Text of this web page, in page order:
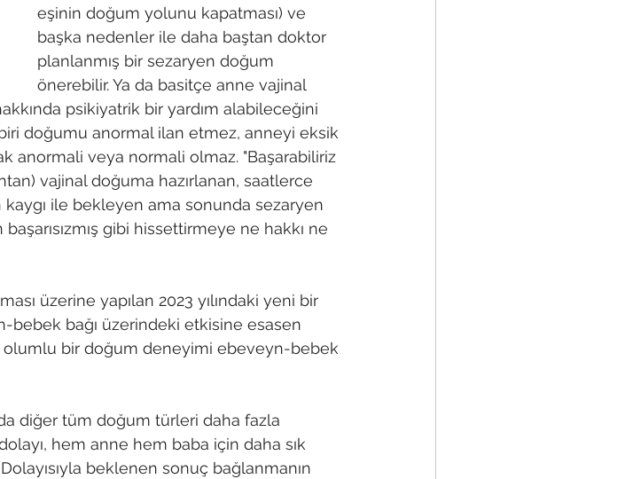
eşinin doğum yolunu kapatması) ve
başka nedenler ile daha baştan doktor
planlanmış bir sezaryen doğum
önerebilir. Ya da basitçe anne vajinal
psikiyatrik bir yardım alabileceğini
doğumu anormal ilan etmez, anneyi eksik
anormali veya normali olmaz. "Başarabiliriz
vajinal doğuma hazırlanan, saatlerce
ile bekleyen ama sonunda sezaryen
gibi hissettirmeye ne hakkı ne
üzerine yapılan 2023 yılındaki yeni bir
bağı üzerindeki etkisine esasen
olumlu bir doğum deneyimi ebeveyn-bebek
diğer tüm doğum türleri daha fazla
hem anne hem baba için daha sık
beklenen sonuç bağlanmanın